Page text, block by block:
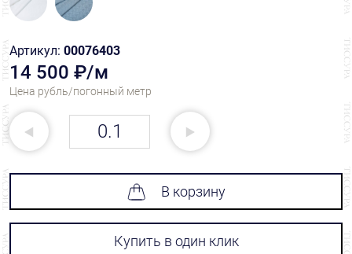
Артикул: 00076403
14 500 ₽/м
Цена рубль/погонный метр
В корзину
Купить в один клик